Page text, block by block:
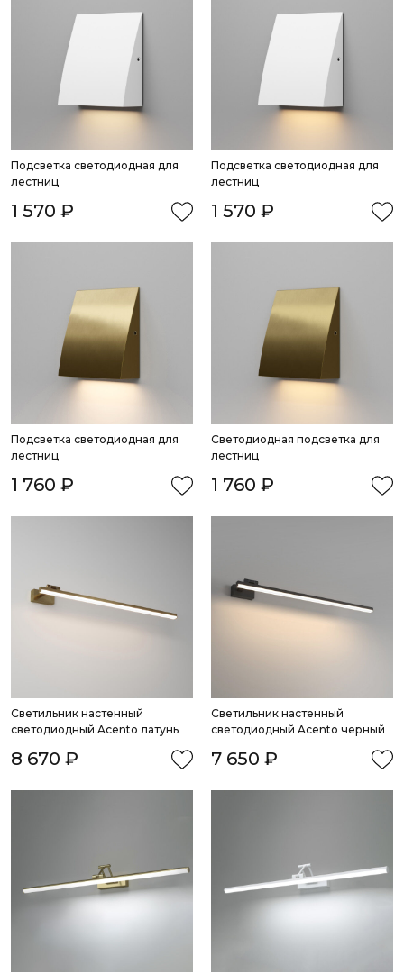
Подсветка светодиодная для
лестниц
1 570 ₽
Подсветка светодиодная для
лестниц
1 570 ₽
Подсветка светодиодная для
лестниц
1 760 ₽
Светодиодная подсветка для
лестниц
1 760 ₽
Светильник настенный
светодиодный Acento латунь
8 670 ₽
Светильник настенный
светодиодный Acento черный
7 650 ₽